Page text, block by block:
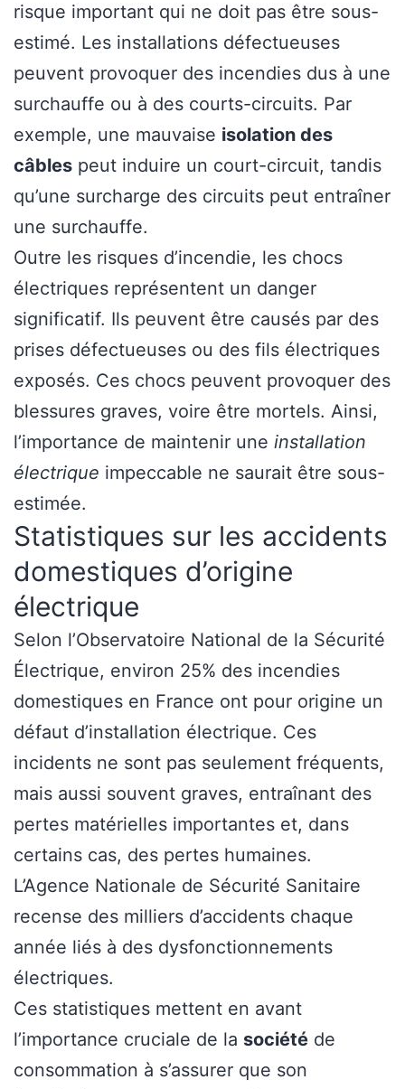
risque important qui ne doit pas être sous-
estimé. Les installations défectueuses
peuvent provoquer des incendies dus à une
surchauffe ou à des courts-circuits. Par
exemple, une mauvaise isolation des
câbles peut induire un court-circuit, tandis
qu’une surcharge des circuits peut entraîner
une surchauffe.
Outre les risques d’incendie, les chocs
électriques représentent un danger
significatif. Ils peuvent être causés par des
prises défectueuses ou des fils électriques
exposés. Ces chocs peuvent provoquer des
blessures graves, voire être mortels. Ainsi,
l’importance de maintenir une installation
électrique impeccable ne saurait être sous-
estimée.
Statistiques sur les accidents
domestiques d’origine
électrique
Selon l’Observatoire National de la Sécurité
Électrique, environ 25% des incendies
domestiques en France ont pour origine un
défaut d’installation électrique. Ces
incidents ne sont pas seulement fréquents,
mais aussi souvent graves, entraînant des
pertes matérielles importantes et, dans
certains cas, des pertes humaines.
L’Agence Nationale de Sécurité Sanitaire
recense des milliers d’accidents chaque
année liés à des dysfonctionnements
électriques.
Ces statistiques mettent en avant
l’importance cruciale de la société de
consommation à s’assurer que son